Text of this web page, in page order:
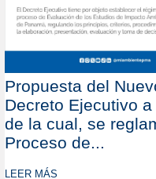
Propuesta del
Decreto Ejecutivo a
de la cual, se
Proceso de...
LEER MÁS